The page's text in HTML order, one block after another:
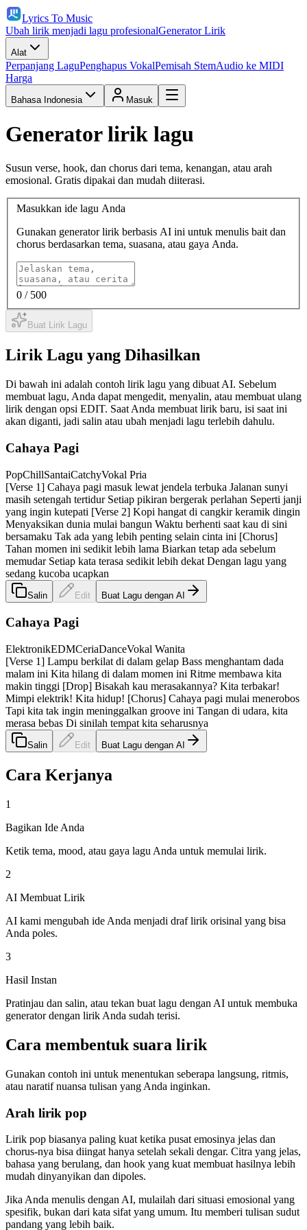
Lyrics To Music
Ubah lirik menjadi lagu profesionalGenerator Lirik
Alat
Perpanjang LaguPenghapus VokalPemisah StemAudio ke MIDI
Harga
Bahasa Indonesia Masuk
Generator lirik lagu
Susun verse, hook, dan chorus dari tema, kenangan, atau arah
emosional. Gratis dipakai dan mudah diiterasi.
Masukkan ide lagu Anda
Gunakan generator lirik berbasis AI ini untuk menulis bait dan
chorus berdasarkan tema, suasana, atau gaya Anda.
0 / 500
Buat Lirik Lagu
Lirik Lagu yang Dihasilkan
Di bawah ini adalah contoh lirik lagu yang dibuat AI. Sebelum
membuat lagu, Anda dapat mengedit, menyalin, atau membuat ulang
lirik dengan opsi EDIT. Saat Anda membuat lirik baru, isi saat ini
akan diganti, jadi salin atau ubah menjadi lagu terlebih dahulu.
Cahaya Pagi
PopChillSantaiCatchyVokal Pria
[Verse 1] Cahaya pagi masuk lewat jendela terbuka Jalanan sunyi
masih setengah tertidur Setiap pikiran bergerak perlahan Seperti janji
yang ingin kutepati [Verse 2] Kopi hangat di cangkir keramik dingin
Menyaksikan dunia mulai bangun Waktu berhenti saat kau di sini
bersamaku Tak ada yang lebih penting selain cinta ini [Chorus]
Tahan momen ini sedikit lebih lama Biarkan tetap ada sebelum
memudar Setiap kata terasa sedikit lebih dekat Dengan lagu yang
sedang kucoba ucapkan
Salin Edit Buat Lagu dengan AI
Cahaya Pagi
ElektronikEDMCeriaDanceVokal Wanita
[Verse 1] Lampu berkilat di dalam gelap Bass menghantam dada
malam ini Kita hilang di dalam momen ini Ritme membawa kita
makin tinggi [Drop] Bisakah kau merasakannya? Kita terbakar!
Mimpi elektrik! Kita hidup! [Chorus] Cahaya pagi mulai menerobos
Tapi kita tak ingin meninggalkan groove ini Tangan di udara, kita
merasa bebas Di sinilah tempat kita seharusnya
Salin Edit Buat Lagu dengan AI
Cara Kerjanya
1
Bagikan Ide Anda
Ketik tema, mood, atau gaya lagu Anda untuk memulai lirik.
2
AI Membuat Lirik
AI kami mengubah ide Anda menjadi draf lirik orisinal yang bisa
Anda poles.
3
Hasil Instan
Pratinjau dan salin, atau tekan buat lagu dengan AI untuk membuka
generator dengan lirik Anda sudah terisi.
Cara membentuk suara lirik
Gunakan contoh ini untuk menentukan seberapa langsung, ritmis,
atau naratif nuansa tulisan yang Anda inginkan.
Arah lirik pop
Lirik pop biasanya paling kuat ketika pusat emosinya jelas dan
chorus-nya bisa diingat hanya setelah sekali dengar. Citra yang jelas,
bahasa yang berulang, dan hook yang kuat membuat hasilnya lebih
mudah dinyanyikan dan dipoles.
Jika Anda menulis dengan AI, mulailah dari situasi emosional yang
spesifik, bukan dari kata sifat yang umum. Itu memberi tulisan sudut
pandang yang lebih baik.